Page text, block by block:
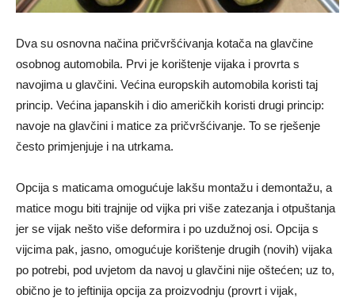
Dva su osnovna načina pričvršćivanja kotača na glavčine
osobnog automobila. Prvi je korištenje vijaka i provrta s
navojima u glavčini. Većina europskih automobila koristi taj
princip. Većina japanskih i dio američkih koristi drugi princip:
navoje na glavčini i matice za pričvršćivanje. To se rješenje
često primjenjuje i na utrkama.
Opcija s maticama omogućuje lakšu montažu i demontažu, a
matice mogu biti trajnije od vijka pri više zatezanja i otpuštanja
jer se vijak nešto više deformira i po uzdužnoj osi. Opcija s
vijcima pak, jasno, omogućuje korištenje drugih (novih) vijaka
po potrebi, pod uvjetom da navoj u glavčini nije oštećen; uz to,
obično je to jeftinija opcija za proizvodnju (provrt i vijak,